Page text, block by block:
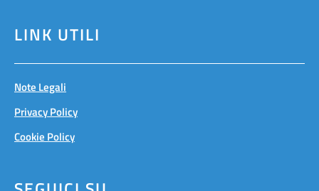
LINK UTILI
Note Legali
Privacy Policy
Cookie Policy